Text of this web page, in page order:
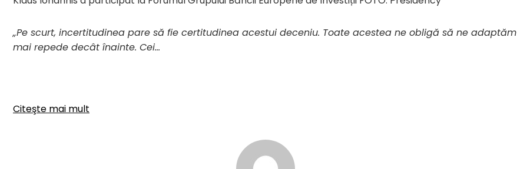
„Pe scurt, incertitudinea pare să fie certitudinea acestui deceniu. Toate acestea ne obligă să ne adaptăm
mai repede decât înainte. Cei…
Citeşte mai mult